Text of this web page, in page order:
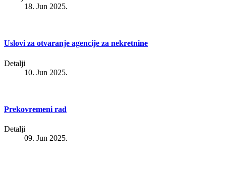
18. Jun 2025.
Uslovi za otvaranje agencije za nekretnine
Detalji
10. Jun 2025.
Prekovremeni rad
Detalji
09. Jun 2025.